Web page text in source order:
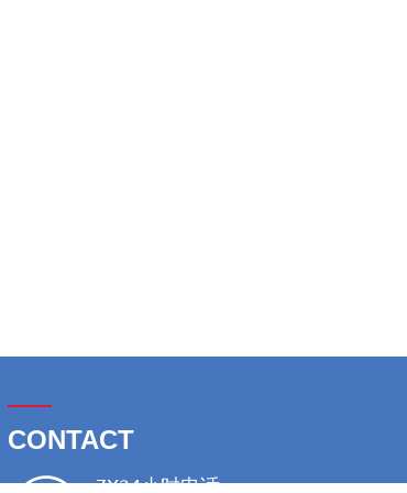
——
CONTACT
7X24小时电话